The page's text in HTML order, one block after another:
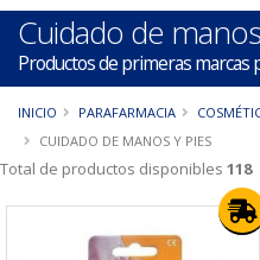
Cuidado de
Productos de primeras marcas
INICIO PARAFARMACIA
CUIDADO DE MANOS Y PIES
Total de productos disponibles 118